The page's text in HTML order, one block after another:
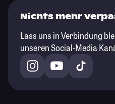
Nichts mehr
Lass uns in Verbindung
unseren Social-Media